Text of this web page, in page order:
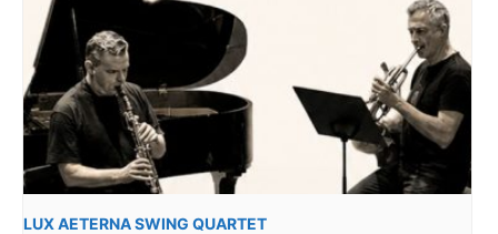
LUX AETERNA SWING QUARTET